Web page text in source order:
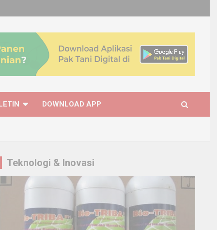
DOWNLOAD APP
Teknologi & Inovasi